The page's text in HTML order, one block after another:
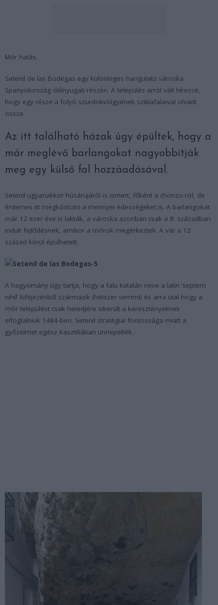
Mór hatás.
Setenil de las Bodegas egy különleges hangulatú városka
Spanyolország délnyugati részén. A település arról vált híressé,
hogy egy része a folyó szurdokvölgyének sziklafalaival olvadt
össze.
Az itt található házak úgy épültek, hogy a
már meglévő barlangokat nagyobbítják
meg egy külső fal hozzáadásával.
Setenil ugyanakkor húsárujáról is ismert, főként a chorizo-ról, de
érdemes itt megkóstolni a mennyei édességeket is. A barlangokat
már 12 ezer éve is lakták, a városka azonban csak a 8. században
indult fejlődésnek, amikor a mórok megérkeztek. A vár a 12
század körül épülhetett.
A hagyomány úgy tartja, hogy a falu katalán neve a latin ’septem
nihil’ kifejezésből származik (hétszer semmi) és arra utal hogy a
mór települést csak hetedjére sikerült a keresztényeknek
elfoglalniuk 1484-ben. Setenil stratégiai fontossága miatt a
győzelmet egész Kasztíliában ünnepelték.